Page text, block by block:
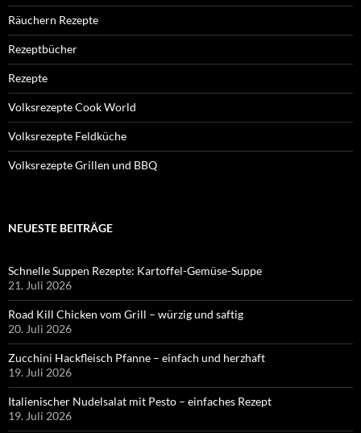
Räuchern Rezepte
Rezeptbücher
Rezepte
Volksrezepte Cook World
Volksrezepte Feldküche
Volksrezepte Grillen und BBQ
NEUESTE BEITRÄGE
Schnelle Suppen Rezepte: Kartoffel-Gemüse-Suppe
21. Juli 2026
Road Kill Chicken vom Grill – würzig und saftig
20. Juli 2026
Zucchini Hackfleisch Pfanne – einfach und herzhaft
19. Juli 2026
Italienischer Nudelsalat mit Pesto – einfaches Rezept
19. Juli 2026